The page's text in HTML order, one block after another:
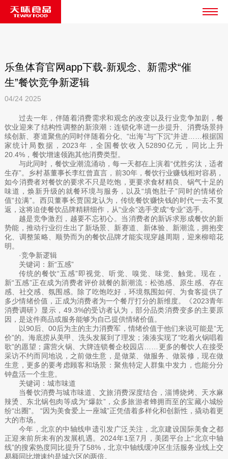
乐鱼体育官网app下载-新观念、新需求“催
生”餐饮竞争新逻辑
04/24 2025
过去一年，伴随着消费需求和观念的改变以及行业竞争加剧，餐
饮业迎来了结构性调整的新浪潮：连锁化率进一步提升、消费场景持
续创新、赛道聚焦的同时伴随着分化、“出海”与“下沉”并进……根据国
家统计局数据，2023年，全国餐饮收入52890亿元，同比上升
20.4%，餐饮增速领跑其他消费类型。
与此同时，餐饮业潮流涌动，每一天都在上演着“优胜劣汰，适者
生存”。乡村基董事长李红曾直言，前30年，餐饮行业赚钱相对容易，
如今消费者对餐饮的要求不只是吃饱，更要求食材精良、锅气十足的
味道，焕新升级的就餐环境与服务，以及“填饱肚子”同时的情绪价
值“拉满”。西贝董事长贾国龙认为，传统餐饮赚快钱的时代一去不复
返，这将迫使餐饮品牌精耕细作，从“业余”选手变成“专业”选手。
越是竞争激烈，越要不忘初心。当消费者的新诉求形成餐饮的新
势能，推动行业衍生出了新场景、新赛道、新体验、新潮流，拥抱变
化、调整策略、顺势而为的餐饮品牌才能实现穿越周期，迎来柳暗花
明。
·竞争新逻辑
关键词：新“五感”
传统的餐饮“五感”即视觉、听觉、嗅觉、味觉、触觉。现在，
新“五感”正在成为消费者评价就餐的新潮流：松弛感、原生感、存在
感、社交感、氛围感。除了吃饱吃好，环境氛围如何、为食客提供了
多少情绪价值，正成为消费者为一个餐厅打分的新维度。《2023青年
消费调研》显示，49.3%的受访者认为，部分品类消费变多的主要原
因，是这件商品或服务能够为自己提供情绪价值。
以90后、00后为主的主力消费军，情绪价值于他们来说可能是“无
价”的。海底捞从美甲、洗头发展到了理发；湊湊实现了“吃着火锅唱着
歌”的愿望；露营火锅、大牌连锁餐企校园店……更多的餐饮人在接受
采访不约而同地说，之前做生意，是做菜、做服务、做装修，现在做
生意，更多的要考虑顾客和场景：聚焦特定人群集中发力，也能分分
钟盘活一个生意。
关键词：城市味道
当餐饮消费与城市味道、文旅消费深度结合，淄博烧烤、天水麻
辣烫、东北锅包肉等成为“爆款”，众多旅游者蜂拥而至的宝藏小城纷
纷“出圈”。 “因为美食爱上一座城”正凭借着多样化和创新性，撬动着更
大的市场。
今年，北京的中轴线申遗引发广泛关注，北京建设国际美食之都
正迎来前所未有的发展机遇。2024年1至7月，美团平台上“北京中轴
线”的搜索热度同比提升了58%，北京中轴线缓冲区生活服务业线上交
易额同比增速约是城六区的两倍。